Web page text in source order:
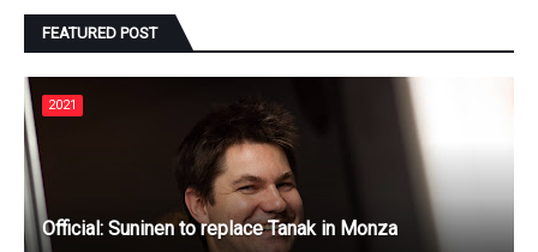
FEATURED POST
2021
Official: Suninen to replace Tanak in Monza